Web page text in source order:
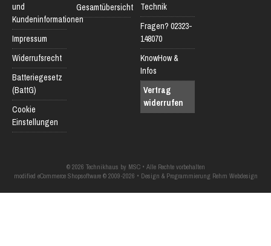
und
Kundeninformationen
Impressum
Widerrufsrecht
Batteriegesetz
(BattG)
Cookie
Einstellungen
Gesamtübersicht
Technik
Fragen? 02323-
148070
KnowHow &
Infos
Vertrag
widerrufen
© 2026 Technikhaus by MSC • Alle Rechte vorbehalten
modified eCommerce Shopsoftware © 2009-2026 • Design & Programmierung Rehm Webdesign